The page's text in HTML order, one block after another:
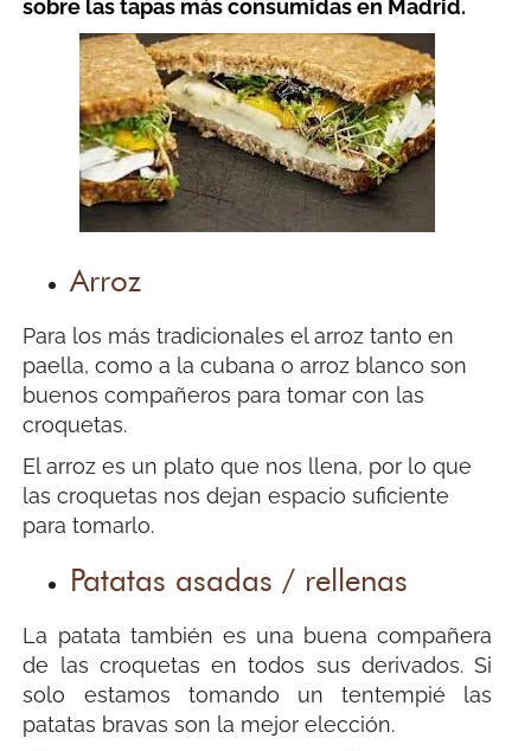
sobre las tapas más consumidas en Madrid.
Arroz
Para los más tradicionales el arroz tanto en
paella, como a la cubana o arroz blanco son
buenos compañeros para tomar con las
croquetas.
El arroz es un plato que nos llena, por lo que
las croquetas nos dejan espacio suficiente
para tomarlo.
Patatas asadas / rellenas
La patata también es una buena compañera
de las croquetas en todos sus derivados. Si
solo estamos tomando un tentempié las
patatas bravas son la mejor elección.